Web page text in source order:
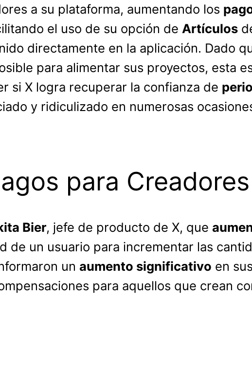
a su plataforma, aumentando los
el uso de su opción de Artículos
directamente en la aplicación. Dado
para alimentar sus proyectos, esta
si X logra recuperar la confianza de
y ridiculizado en numerosas
para Creadores
Bier, jefe de producto de X, que
de un usuario para incrementar las
un aumento significativo en
para aquellos que crean